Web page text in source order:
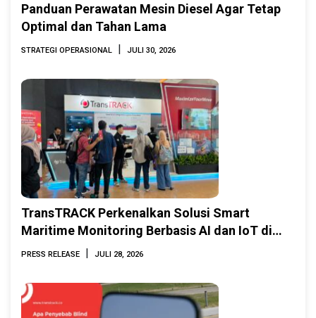
Panduan Perawatan Mesin Diesel Agar Tetap
Optimal dan Tahan Lama
STRATEGI OPERASIONAL | JULI 30, 2026
TransTRACK Perkenalkan Solusi Smart
Maritime Monitoring Berbasis AI dan IoT di
INAMARINE 2026
PRESS RELEASE | JULI 28, 2026